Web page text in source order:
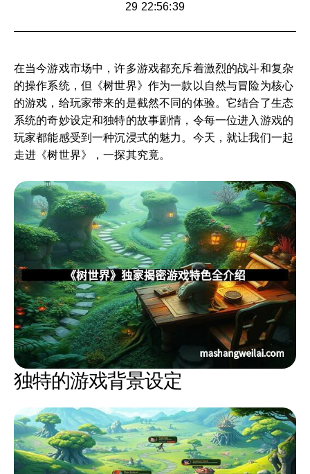
29 22:56:39
在当今游戏市场中，许多游戏都充斥着激烈的战斗和复杂
的操作系统，但《树世界》作为一款以自然与冒险为核心
的游戏，给玩家带来的是截然不同的体验。它结合了生态
系统的奇妙设定和独特的故事剧情，令每一位进入游戏的
玩家都能感受到一种沉浸式的魅力。今天，就让我们一起
走进《树世界》，一探其究竟。
独特的游戏背景设定